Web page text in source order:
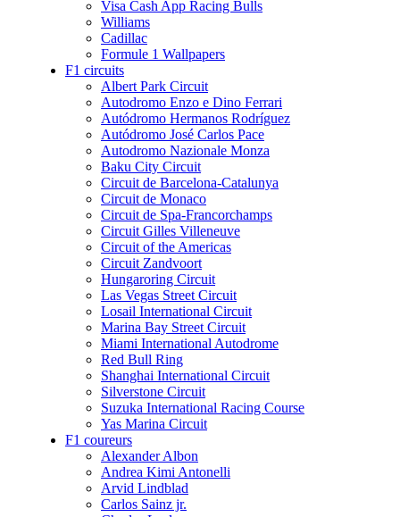
Visa Cash App Racing Bulls
Williams
Cadillac
Formule 1 Wallpapers
F1 circuits
Albert Park Circuit
Autodromo Enzo e Dino Ferrari
Autódromo Hermanos Rodríguez
Autódromo José Carlos Pace
Autodromo Nazionale Monza
Baku City Circuit
Circuit de Barcelona-Catalunya
Circuit de Monaco
Circuit de Spa-Francorchamps
Circuit Gilles Villeneuve
Circuit of the Americas
Circuit Zandvoort
Hungaroring Circuit
Las Vegas Street Circuit
Losail International Circuit
Marina Bay Street Circuit
Miami International Autodrome
Red Bull Ring
Shanghai International Circuit
Silverstone Circuit
Suzuka International Racing Course
Yas Marina Circuit
F1 coureurs
Alexander Albon
Andrea Kimi Antonelli
Arvid Lindblad
Carlos Sainz jr.